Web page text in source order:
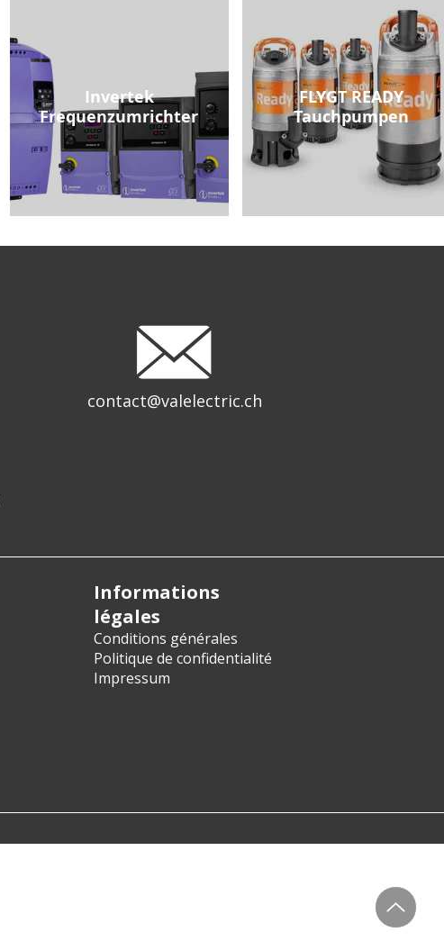
Invertek
Frequenzumrichter
FLYGT READY
Tauchpumpen
contact@valelectric.ch
Informations
légales
Conditions générales
Politique de confidentialité
Impressum